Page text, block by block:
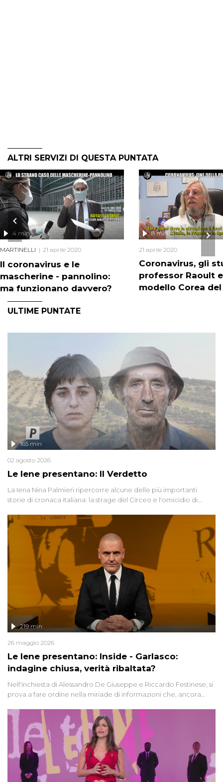
ALTRI SERVIZI DI QUESTA PUNTATA
Il coronavirus e le
mascherine - pannolino:
ma funzionano davvero?
4 min
MARTINELLI 21 aprile 2020
Coronavirus, gli
professor Raoult
modello Corea del
8 min
21 aprile 2020
ULTIME PUNTATE
Le Iene presentano: Il Verdetto
165 min
02 agosto 2026
La Iena Nina Palmieri ripercorre alcune delle più importanti
storie di cronaca italiana: la strage del Circeo e l'omicidio di
Le Iene presentano: Inside - Garlasco:
indagine chiusa, verità ribaltata?
219 min
26 maggio 2026
Nell'inchiesta di Alessandro De Giuseppe e Riccardo Festinese, si
prova a fare ordine nella miriade di informazioni che, ancora
giudiziarie più discusse degli ultimi anni. Lo speciale ricostruisce la
vicenda mettendo in fila testimonianze, errori, dettagli
controversi e i protagonisti di un'indagine che sembra non avere
fine.